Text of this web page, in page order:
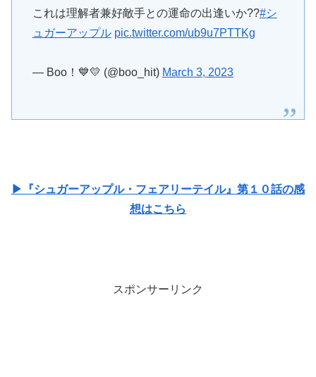
これは理解者兼好敵手との運命の出逢いか??#シ
ュガーアップル pic.twitter.com/ub9u7PTTKg
— Boo！💙💛 (@boo_hit) March 3, 2023
▶『シュガーアップル・フェアリーテイル』第１０話の感
想はこちら
スポンサーリンク